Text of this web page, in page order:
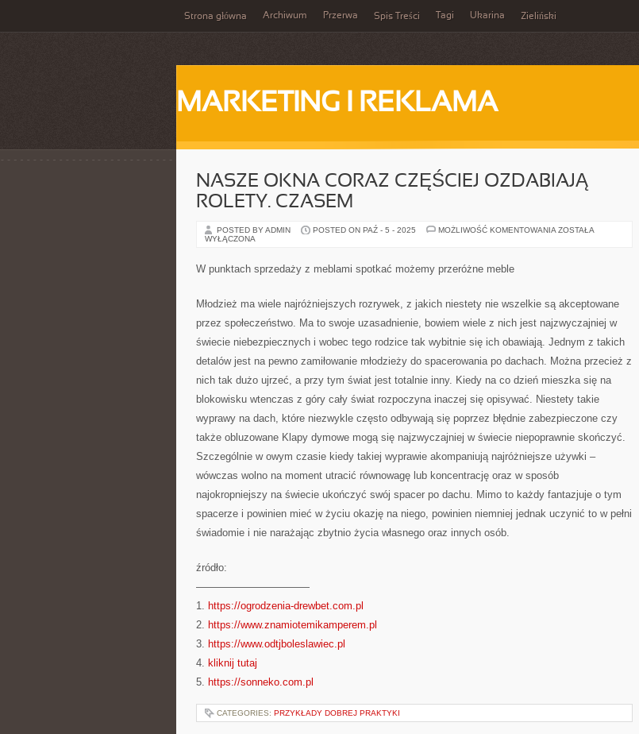
Strona główna Archiwum Przerwa Spis Treści Tagi Ukarina Zieliński
MARKETING I REKLAMA
NASZE OKNA CORAZ CZĘŚCIEJ OZDABIAJĄ
ROLETY. CZASEM
POSTED BY ADMIN POSTED ON PAŹ - 5 - 2025 MOŻLIWOŚĆ KOMENTOWANIA NASZE
ZOSTAŁA
WYŁĄCZONA
W punktach sprzedaży z meblami spotkać możemy przeróżne meble
Młodzież ma wiele najróżniejszych rozrywek, z jakich niestety nie wszelkie są akceptowane
przez społeczeństwo. Ma to swoje uzasadnienie, bowiem wiele z nich jest najzwyczajniej w
świecie niebezpiecznych i wobec tego rodzice tak wybitnie się ich obawiają. Jednym z takich
detalów jest na pewno zamiłowanie młodzieży do spacerowania po dachach. Można przecież z
nich tak dużo ujrzeć, a przy tym świat jest totalnie inny. Kiedy na co dzień mieszka się na
blokowisku wtenczas z góry cały świat rozpoczyna inaczej się opisywać. Niestety takie
wyprawy na dach, które niezwykle często odbywają się poprzez błędnie zabezpieczone czy
także obluzowane Klapy dymowe mogą się najzwyczajniej w świecie niepoprawnie skończyć.
Szczególnie w owym czasie kiedy takiej wyprawie akompaniują najróżniejsze używki –
wówczas wolno na moment utracić równowagę lub koncentrację oraz w sposób
najokropniejszy na świecie ukończyć swój spacer po dachu. Mimo to każdy fantazjuje o tym
spacerze i powinien mieć w życiu okazję na niego, powinien niemniej jednak uczynić to w pełni
świadomie i nie narażając zbytnio życia własnego oraz innych osób.
źródło:
———————————
1. https://ogrodzenia-drewbet.com.pl
2. https://www.znamiotemikamperem.pl
3. https://www.odtjboleslawiec.pl
4. kliknij tutaj
5. https://sonneko.com.pl
CATEGORIES: PRZYKŁADY DOBREJ PRAKTYKI